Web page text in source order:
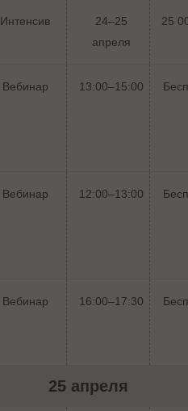
Интенсив
24–25
апреля
25
Вебинар 13:00–15:00
Вебинар 12:00–13:00
Вебинар 16:00–17:30
25 апреля